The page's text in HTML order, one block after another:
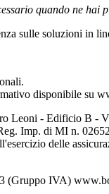
quando ne hai
sulle soluzioni in
disponibile su
Leoni - Edificio B -
Imp. di MI n.
delle
(Gruppo IVA)